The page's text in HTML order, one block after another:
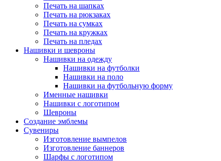
Печать на шапках
Печать на рюкзаках
Печать на сумках
Печать на кружках
Печать на пледах
Нашивки и шевроны
Нашивки на одежду
Нашивки на футболки
Нашивки на поло
Нашивки на футбольную форму
Именные нашивки
Нашивки с логотипом
Шевроны
Создание эмблемы
Сувениры
Изготовление вымпелов
Изготовление баннеров
Шарфы с логотипом